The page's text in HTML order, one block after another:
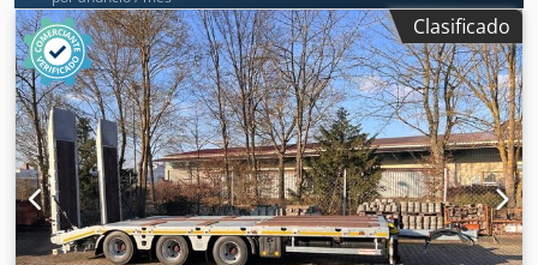
Clasificado